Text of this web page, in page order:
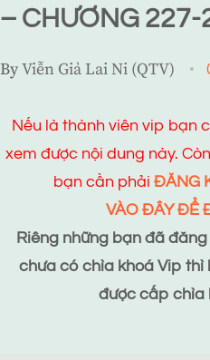
– CHƯƠNG 227-
ByViễn Giả Lai Ni (QTV)
Nếu là thành viên vip bạn
xem được nội dung này.
bạn cần phải ĐĂNG
VÀO ĐÂY ĐỂ
Riêng những bạn đã
chưa có chìa khoá Vip thì
được cấp chìa